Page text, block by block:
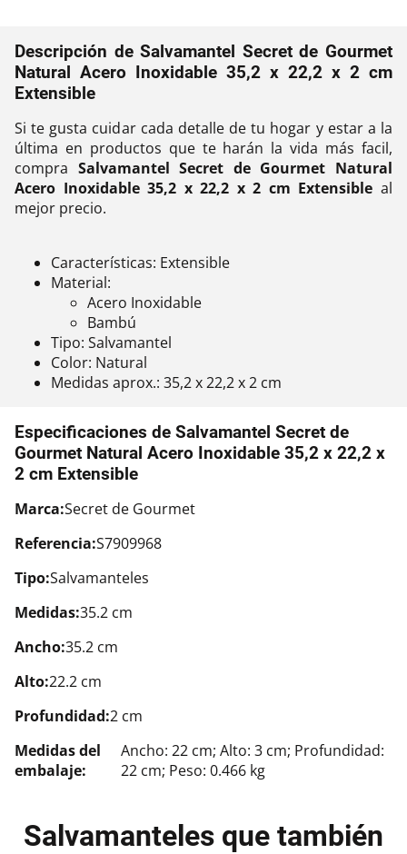
Descripción de Salvamantel Secret de Gourmet
Natural Acero Inoxidable 35,2 x 22,2 x 2 cm
Extensible
Si te gusta cuidar cada detalle de tu hogar y estar a la
última en productos que te harán la vida más facil,
compra Salvamantel Secret de Gourmet Natural
Acero Inoxidable 35,2 x 22,2 x 2 cm Extensible al
mejor precio.
Características: Extensible
Material:
Acero Inoxidable
Bambú
Tipo: Salvamantel
Color: Natural
Medidas aprox.: 35,2 x 22,2 x 2 cm
Especificaciones de Salvamantel Secret de
Gourmet Natural Acero Inoxidable 35,2 x 22,2 x
2 cm Extensible
Marca:Secret de Gourmet
Referencia:S7909968
Tipo:Salvamanteles
Medidas:35.2 cm
Ancho:35.2 cm
Alto:22.2 cm
Profundidad:2 cm
Medidas del
embalaje:
Ancho: 22 cm; Alto: 3 cm; Profundidad:
22 cm; Peso: 0.466 kg
Salvamanteles que también